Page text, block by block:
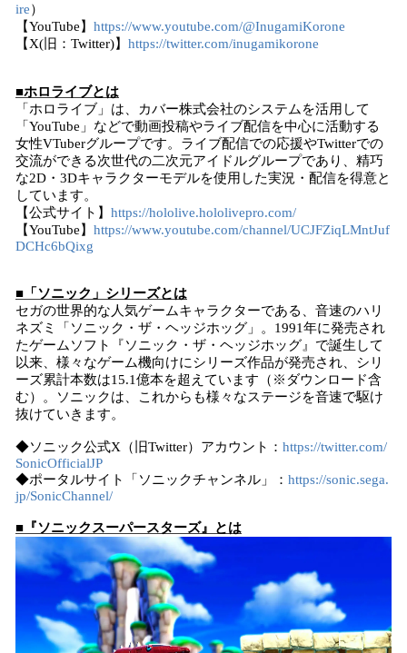
ire）
【YouTube】 https://www.youtube.com/@InugamiKorone
【X(旧：Twitter)】 https://twitter.com/inugamikorone
■ホロライブとは
「ホロライブ」は、カバー株式会社のシステムを活用して
「YouTube」などで動画投稿やライブ配信を中心に活動する
女性VTuberグループです。ライブ配信での応援やTwitterでの
交流ができる次世代の二次元アイドルグループであり、精巧
な2D・3Dキャラクターモデルを使用した実況・配信を得意と
しています。
【公式サイト】 https://hololive.hololivepro.com/
【YouTube】 https://www.youtube.com/channel/UCJFZiqLMntJuf
DCHc6bQixg
■「ソニック」シリーズとは
セガの世界的な人気ゲームキャラクターである、音速のハリ
ネズミ「ソニック・ザ・ヘッジホッグ」。1991年に発売され
たゲームソフト『ソニック・ザ・ヘッジホッグ』で誕生して
以来、様々なゲーム機向けにシリーズ作品が発売され、シリ
ーズ累計本数は15.1億本を超えています（※ダウンロード含
む）。ソニックは、これからも様々なステージを音速で駆け
抜けていきます。
◆ソニック公式X（旧Twitter）アカウント： https://twitter.com/
SonicOfficialJP
◆ポータルサイト「ソニックチャンネル」： https://sonic.sega.
jp/SonicChannel/
■『ソニックスーパースターズ』とは